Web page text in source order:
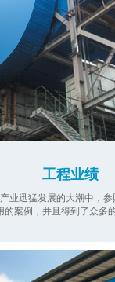
工程业绩
业迅猛发展的大潮中，
的案例，并且得到了众多